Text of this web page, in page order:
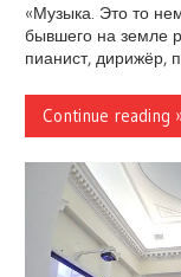
«Музыка. Это то
бывшего на земле
пианист, дирижёр,
Continue reading